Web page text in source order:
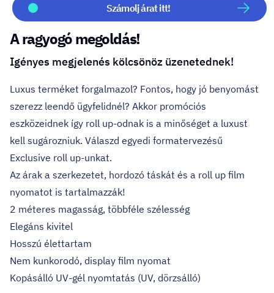
Számolj árat itt!
A ragyogó megoldás!
Igényes megjelenés kölcsönöz üzenetednek!
Luxus terméket forgalmazol? Fontos, hogy jó benyomást
szerezz leendő ügyfelidnél? Akkor promóciós
eszközeidnek így roll up-odnak is a minőséget a luxust
kell sugározniuk. Válaszd egyedi formatervezésű
Exclusive roll up-unkat.
Az árak a szerkezetet, hordozó táskát és a roll up film
nyomatot is tartalmazzák!
2 méteres magasság, többféle szélesség
Elegáns kivitel
Hosszú élettartam
Nem kunkorodó, display film nyomat
Kopásálló UV-gél nyomtatás (UV, dörzsálló)